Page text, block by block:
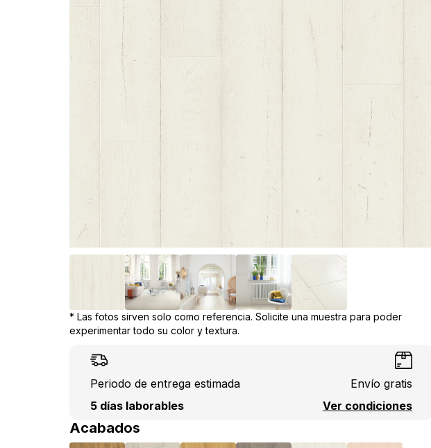
* Las fotos sirven solo como referencia. Solicite una muestra para poder
experimentar todo su color y textura.
Periodo de entrega estimada
5 días laborables
Envío gratis
Ver condiciones
Acabados